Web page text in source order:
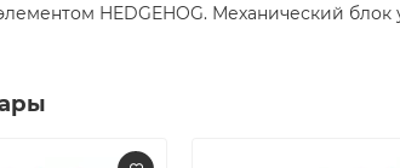
HEDGEHOG. Механический